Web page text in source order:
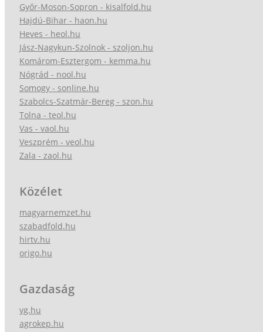
Győr-Moson-Sopron - kisalfold.hu
Hajdú-Bihar - haon.hu
Heves - heol.hu
Jász-Nagykun-Szolnok - szoljon.hu
Komárom-Esztergom - kemma.hu
Nógrád - nool.hu
Somogy - sonline.hu
Szabolcs-Szatmár-Bereg - szon.hu
Tolna - teol.hu
Vas - vaol.hu
Veszprém - veol.hu
Zala - zaol.hu
Közélet
magyarnemzet.hu
szabadfold.hu
hirtv.hu
origo.hu
Gazdaság
vg.hu
agrokep.hu